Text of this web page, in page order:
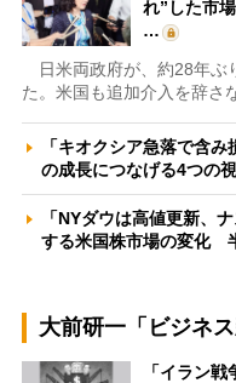
れ”した市
…
日米両政府が、約28年ぶ
た。米国も追加介入を辞さ
「キオクシア急落で含
の成長につなげる4つ
「NYダウは高値更新、
する米国株市場の変化
大前研一「ビジネ
「イラン